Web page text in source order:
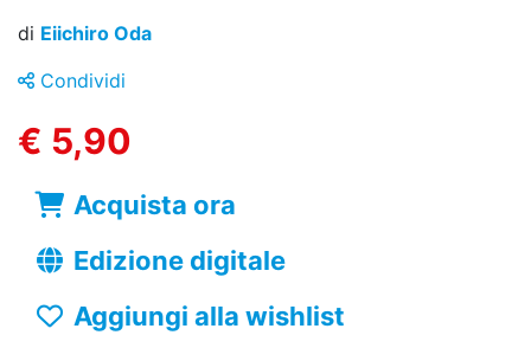
di Eiichiro Oda
Condividi
€ 5,90
Acquista ora
Edizione digitale
Aggiungi alla wishlist